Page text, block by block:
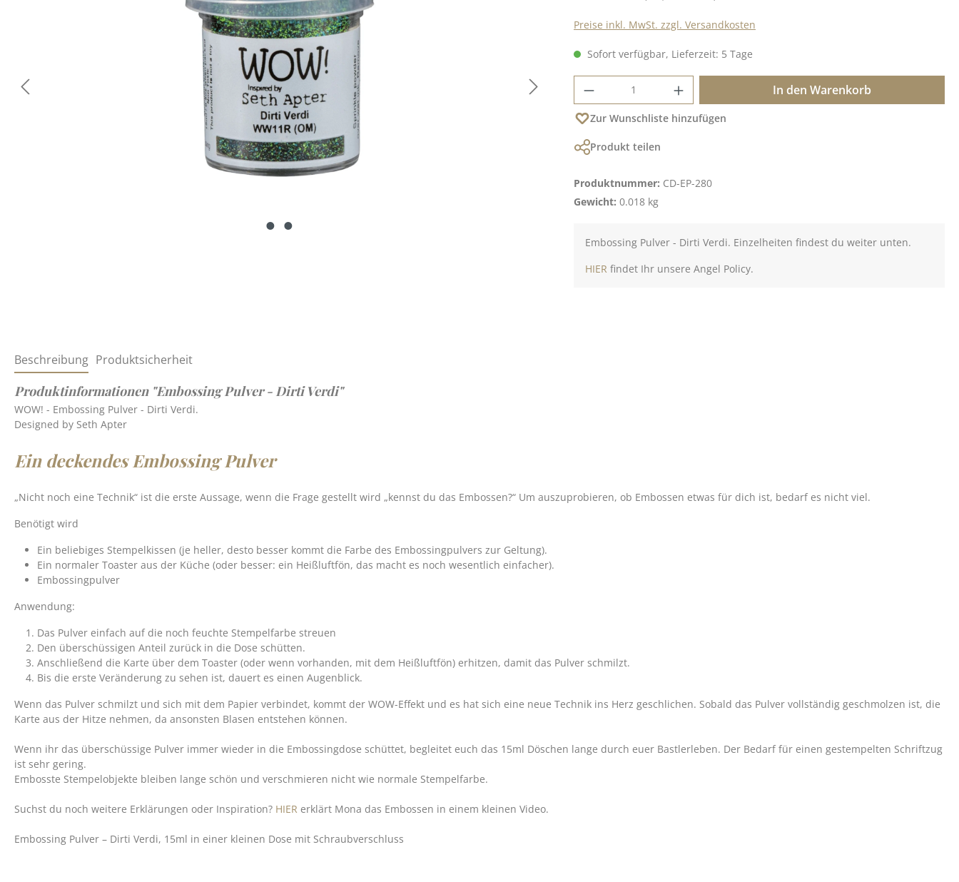
Preise inkl. MwSt. zzgl. Versandkosten
Sofort verfügbar, Lieferzeit: 5 Tage
Produkt Anzahl: Gib den gewünschten Wert
In den Warenkorb
Zur Wunschliste hinzufügen
Produkt teilen
Produktnummer: CD-EP-280
Gewicht: 0.018 kg
Embossing Pulver - Dirti Verdi. Einzelheiten findest du weiter unten.
HIER findet Ihr unsere Angel Policy.
Beschreibung Produktsicherheit
Produktinformationen "Embossing Pulver - Dirti Verdi"
WOW! - Embossing Pulver - Dirti Verdi.
Designed by Seth Apter
Ein deckendes Embossing Pulver
„Nicht noch eine Technik“ ist die erste Aussage, wenn die Frage gestellt wird „kennst du das Embossen?“ Um auszuprobieren, ob Embossen etwas für dich ist, bedarf es nicht viel.
Benötigt wird
Ein beliebiges Stempelkissen (je heller, desto besser kommt die Farbe des Embossingpulvers zur Geltung).
Ein normaler Toaster aus der Küche (oder besser: ein Heißluftfön, das macht es noch wesentlich einfacher).
Embossingpulver
Anwendung:
Das Pulver einfach auf die noch feuchte Stempelfarbe streuen
Den überschüssigen Anteil zurück in die Dose schütten.
Anschließend die Karte über dem Toaster (oder wenn vorhanden, mit dem Heißluftfön) erhitzen, damit das Pulver schmilzt.
Bis die erste Veränderung zu sehen ist, dauert es einen Augenblick.
Wenn das Pulver schmilzt und sich mit dem Papier verbindet, kommt der WOW-Effekt und es hat sich eine neue Technik ins Herz geschlichen. Sobald das Pulver vollständig geschmolzen ist, die
Karte aus der Hitze nehmen, da ansonsten Blasen entstehen können.
Wenn ihr das überschüssige Pulver immer wieder in die Embossingdose schüttet, begleitet euch das 15ml Döschen lange durch euer Bastlerleben. Der Bedarf für einen gestempelten Schriftzug
ist sehr gering.
Embosste Stempelobjekte bleiben lange schön und verschmieren nicht wie normale Stempelfarbe.
Suchst du noch weitere Erklärungen oder Inspiration? HIER erklärt Mona das Embossen in einem kleinen Video.
Embossing Pulver – Dirti Verdi, 15ml in einer kleinen Dose mit Schraubverschluss